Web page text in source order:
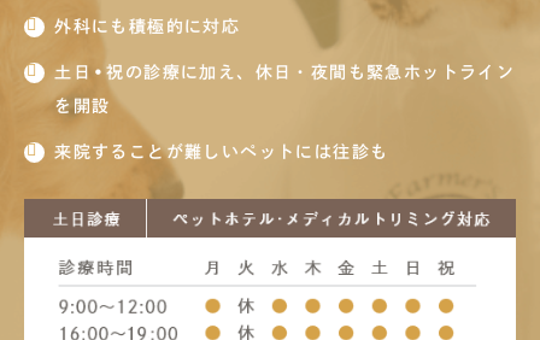
外科にも積極的に対応
土日•祝の診療に加え、休日・夜間も緊急ホットライン
を開設
来院することが難しいペットには往診も